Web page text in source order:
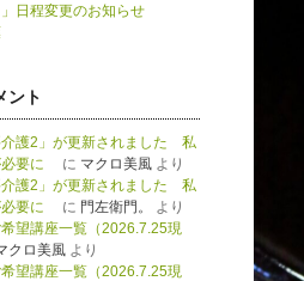
日程変更のお知らせ
ント
介護2」が更新されました 私
必要に
に マクロ美風より
介護2」が更新されました 私
必要に
に 門左衛門。
より
望講座一覧（2026.7.25現
クロ美風より
望講座一覧（2026.7.25現